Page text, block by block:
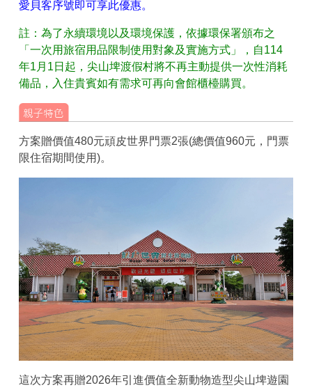
愛貝客序號即可享此優惠。
註：為了永續環境以及環境保護，依據環保署頒布之
「一次用旅宿用品限制使用對象及實施方式」，自114
年1月1日起，尖山埤渡假村將不再主動提供一次性消耗
備品，入住貴賓如有需求可再向會館櫃檯購買。
方案贈價值480元頑皮世界門票2張(總價值960元，門票
限住宿期間使用)。
這次方案再贈2026年引進價值全新動物造型尖山埤遊園